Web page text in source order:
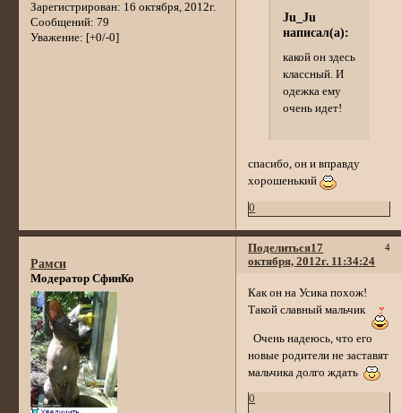
Зарегистрирован: 16 октября, 2012г.
Сообщений: 79
Уважение: [+0/-0]
Ju_Ju
написал(а):
какой он здесь
классный. И
одежка ему
очень идет!
спасибо, он и вправду
хорошенький
0
Поделиться 4
17
октября, 2012г. 11:34:24
Рамси
Модератор СфинКо
Как он на Усика похож!
Такой славный мальчик
Очень надеюсь, что его
новые родители не заставят
мальчика долго ждать
0